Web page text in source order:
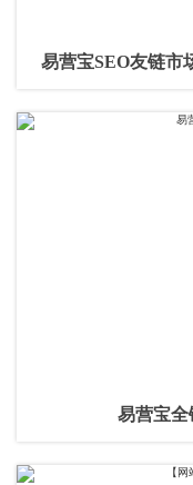
易营宝SEO友链市
易营宝全